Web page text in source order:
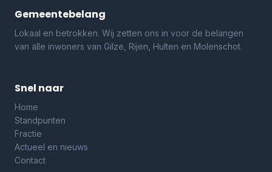
Gemeentebelang
Lokaal en betrokken. Wij zetten ons in voor de belangen
van alle inwoners van Gilze, Rijen, Hulten en Molenschot.
Snel naar
Home
Standpunten
Fractie
Actueel en nieuws
Contact